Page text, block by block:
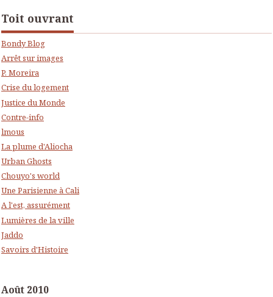
Toit ouvrant
Bondy Blog
Arrêt sur images
P. Moreira
Crise du logement
Justice du Monde
Contre-info
lmous
La plume d'Aliocha
Urban Ghosts
Chouyo's world
Une Parisienne à Cali
A l'est, assurément
Lumières de la ville
Jaddo
Savoirs d'Histoire
Août 2010